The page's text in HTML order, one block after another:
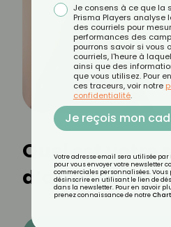
Quel est votre
Je consens à ce que la
Prisma Players analyse
des courriels pour
performances des
pourrons savoir si vous
courriels, l'heure à
ainsi que des
que vous utilisez. Pour
ces traceurs, voir notre
confidentialité.
Je reçois mon
Votre adresse email sera utilisée
pour vous envoyer votre newsletter
commerciales personnalisées. Vous
désinscrire en utilisant le lien de
dans la newsletter. Pour en savoir
prenez connaissance de notre